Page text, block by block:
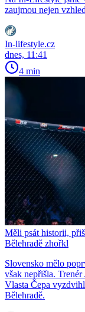
zaujmou nejen
In-lifestyle.cz
dnes, 11:41
4 min
Měli psát historii,
Bělehradě zhořkl
Slovensko mělo
však nepřišla.
Vlasta Čepa
Bělehradě.